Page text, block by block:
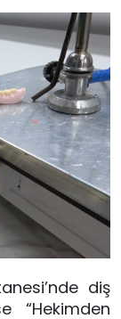
diş
“Hekimden